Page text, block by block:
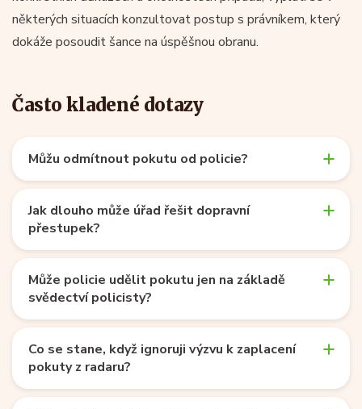
některých situacích konzultovat postup s právníkem, který
dokáže posoudit šance na úspěšnou obranu.
Často kladené dotazy
Můžu odmítnout pokutu od policie?
Jak dlouho může úřad řešit dopravní
přestupek?
Může policie udělit pokutu jen na základě
svědectví policisty?
Co se stane, když ignoruji výzvu k zaplacení
pokuty z radaru?